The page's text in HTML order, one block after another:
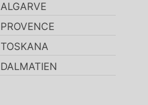
ALGARVE
PROVENCE
TOSKANA
DALMATIEN